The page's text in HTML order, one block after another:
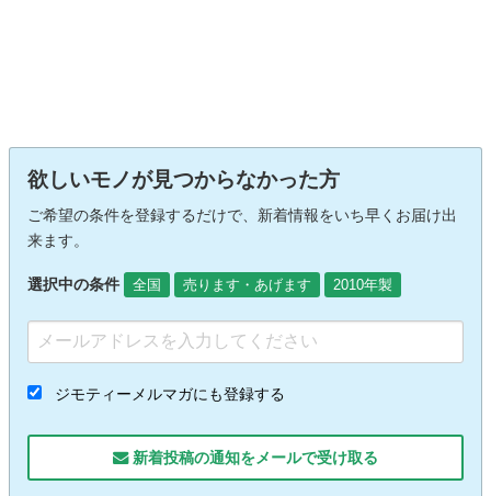
欲しいモノが見つからなかった方
ご希望の条件を登録するだけで、新着情報をいち早くお届け出
来ます。
選択中の条件 全国 売ります・あげます 2010年製
ジモティーメルマガにも登録する
新着投稿の通知をメールで受け取る